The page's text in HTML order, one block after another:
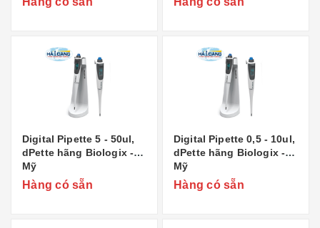
Digital Pipette 5 - 50ul,
dPette hãng Biologix -
Mỹ
Hàng có sẵn
Digital Pipette 0,5 - 10ul,
dPette hãng Biologix -
Mỹ
Hàng có sẵn